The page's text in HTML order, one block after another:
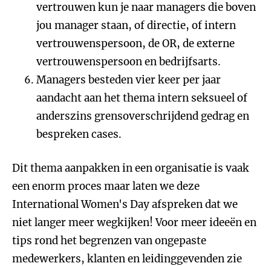
vertrouwen kun je naar managers die boven
jou manager staan, of directie, of intern
vertrouwenspersoon, de OR, de externe
vertrouwenspersoon en bedrijfsarts.
Managers besteden vier keer per jaar
aandacht aan het thema intern seksueel of
anderszins grensoverschrijdend gedrag en
bespreken cases.
Dit thema aanpakken in een organisatie is vaak
een enorm proces maar laten we deze
International Women's Day afspreken dat we
niet langer meer wegkijken! Voor meer ideeën en
tips rond het begrenzen van ongepaste
medewerkers, klanten en leidinggevenden zie